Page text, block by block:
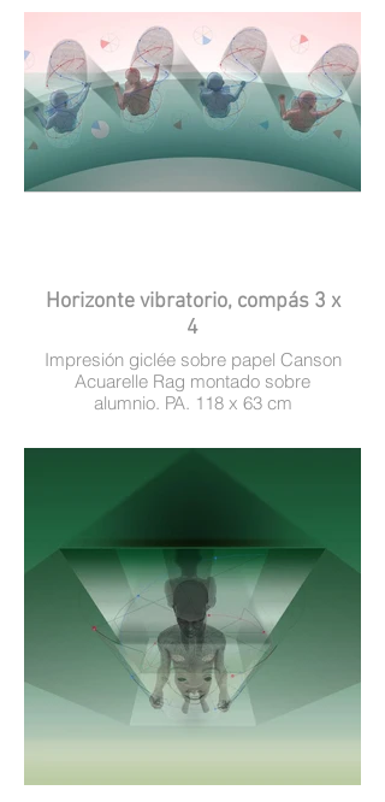
Horizonte vibratorio, compás 3 x
4
Impresión giclée sobre papel Canson
Acuarelle Rag montado sobre
alumnio. PA. 118 x 63 cm